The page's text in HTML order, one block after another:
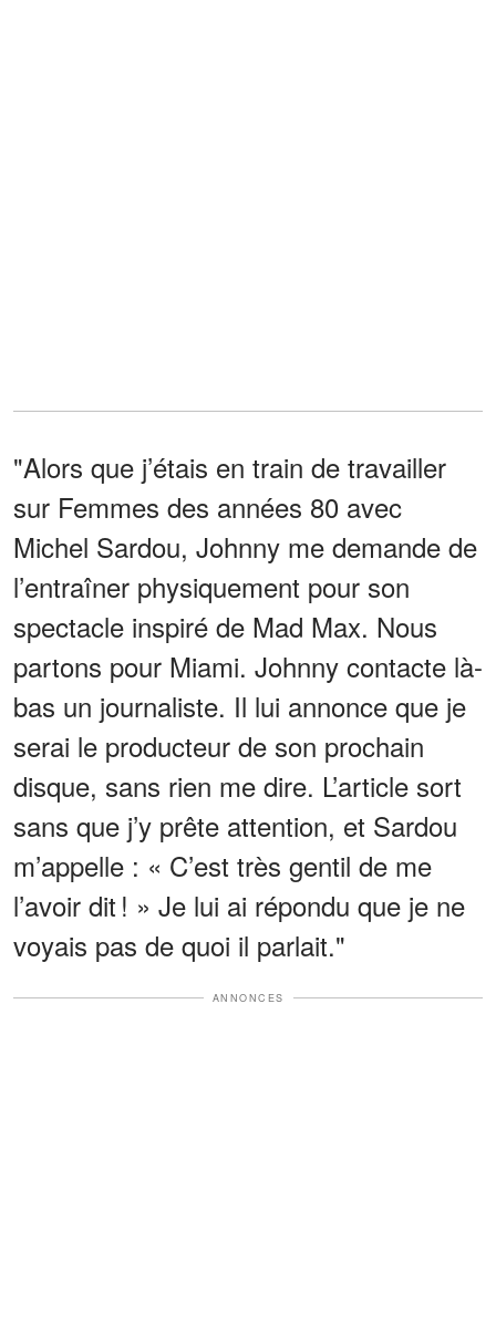
"Alors que j’étais en train de travailler
sur Femmes des années 80 avec
Michel Sardou, Johnny me demande de
l’entraîner physiquement pour son
spectacle inspiré de Mad Max. Nous
partons pour Miami. Johnny contacte là-
bas un journaliste. Il lui annonce que je
serai le producteur de son prochain
disque, sans rien me dire. L’article sort
sans que j’y prête attention, et Sardou
m’appelle : « C’est très gentil de me
l’avoir dit ! » Je lui ai répondu que je ne
voyais pas de quoi il parlait."
ANNONCES